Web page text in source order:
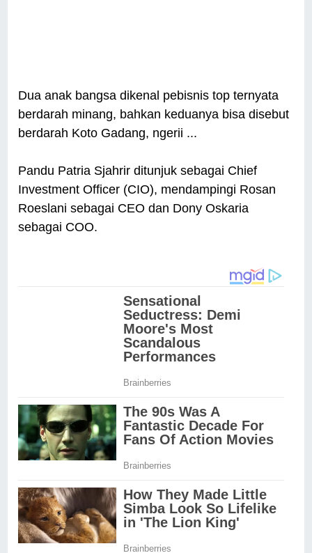
Dua anak bangsa dikenal pebisnis top ternyata
berdarah minang, bahkan keduanya bisa disebut
berdarah Koto Gadang, ngerii ...
Pandu Patria Sjahrir ditunjuk sebagai Chief
Investment Officer (CIO), mendampingi Rosan
Roeslani sebagai CEO dan Dony Oskaria
sebagai COO.